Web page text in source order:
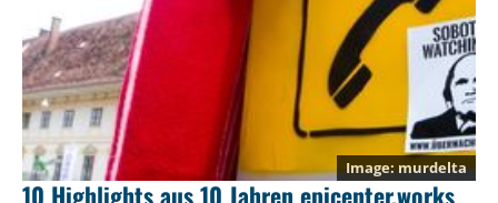
murdelta
10 Highlights aus 10 Jahren epicenter.works